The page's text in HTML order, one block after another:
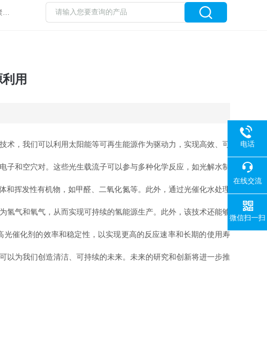
用
，我们可以利用太阳能等可再生能源作为驱动力，实现高效、可
和空穴对。这些光生载流子可以参与多种化学反应，如光解水制
挥发性有机物，如甲醛、二氧化氮等。此外，通过光催化水处理
气和氧气，从而实现可持续的氢能源生产。此外，该技术还能够
催化剂的效率和稳定性，以实现更高的反应速率和长期的使用寿
为我们创造清洁、可持续的未来。未来的研究和创新将进一步推
电话
在线交流
微信扫一扫